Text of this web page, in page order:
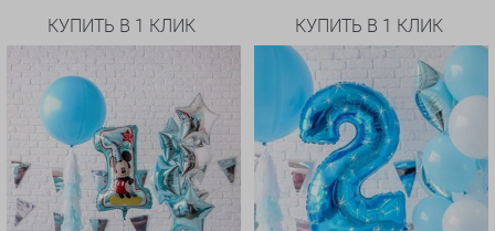
КУПИТЬ В 1 КЛИК КУПИТЬ В 1 КЛИК